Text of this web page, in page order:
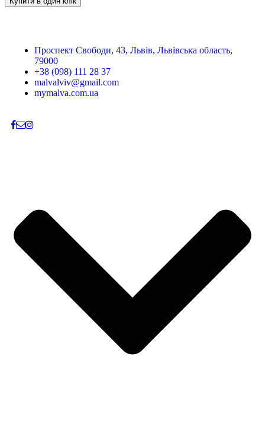
Проспект Свободи, 43, Львів, Львівська область,
79000
+38 (098) 111 28 37
malvalviv@gmail.com
mymalva.com.ua